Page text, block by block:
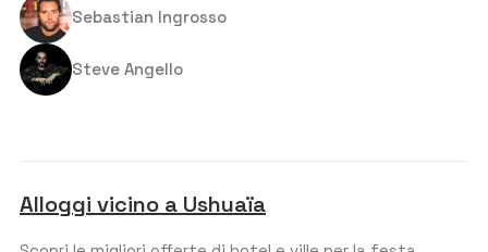
Sebastian Ingrosso
Steve Angello
Alloggi vicino a Ushuaïa